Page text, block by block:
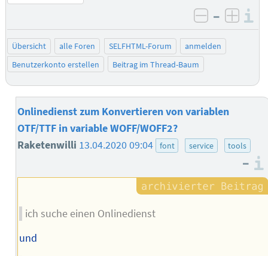
negativ
–
Übersicht alle Foren SELFHTML-Forum
anmelden
Benutzerkonto erstellen
Beitrag im Thread-Baum
Onlinedienst zum Konvertieren von variablen
OTF/TTF in variable WOFF/WOFF2?
Raketenwilli 13.04.2020 09:04 font service tools
–
ich suche einen Onlinedienst
und